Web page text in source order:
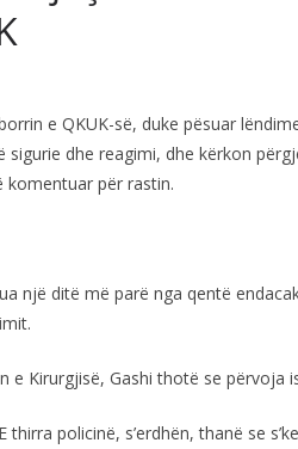
e QKUK-së, duke pësuar
dhe reagimi, dhe kërkon
komentuar për rastin.
një ditë më parë nga qentë
Kirurgjisë, Gashi thotë se përvoja
policinë, s’erdhën, thanë se